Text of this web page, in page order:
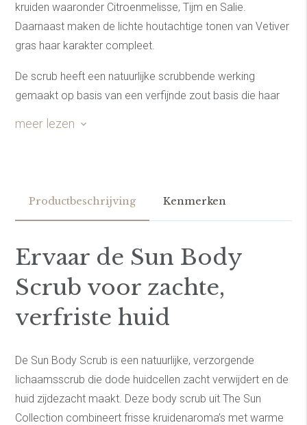
kruiden waaronder Citroenmelisse, Tijm en Salie.
Daarnaast maken de lichte houtachtige tonen van Vetiver
gras haar karakter compleet.
De scrub heeft een natuurlijke scrubbende werking
gemaakt op basis van een verfijnde zout basis die haar
Kies voor puur, kies voor ontspanning, kies voor
Sun Body Scrub.
meer lezen
Productbeschrijving Kenmerken
Ervaar de Sun Body
Scrub voor zachte,
verfriste huid
De Sun Body Scrub is een natuurlijke, verzorgende
lichaamsscrub die dode huidcellen zacht verwijdert en de
huid zijdezacht maakt. Deze body scrub uit The Sun
Collection combineert frisse kruidenaroma’s met warme